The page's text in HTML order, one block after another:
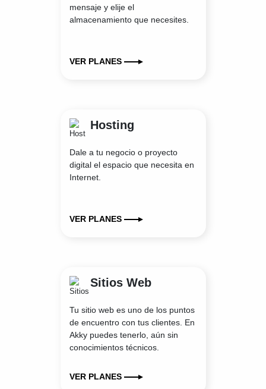
mensaje y elije el
almacenamiento que necesites.
VER PLANES
Hosting
Dale a tu negocio o proyecto
digital el espacio que necesita en
Internet.
VER PLANES
Sitios Web
Tu sitio web es uno de los puntos
de encuentro con tus clientes. En
Akky puedes tenerlo, aún sin
conocimientos técnicos.
VER PLANES